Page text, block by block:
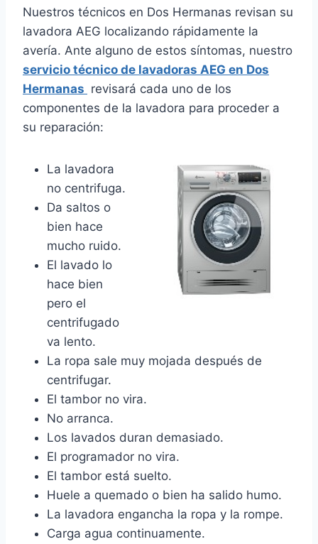
Nuestros técnicos en Dos Hermanas revisan su
lavadora AEG localizando rápidamente la
avería. Ante alguno de estos síntomas, nuestro
servicio técnico de lavadoras AEG en Dos
Hermanas revisará cada uno de los
componentes de la lavadora para proceder a
su reparación:
La lavadora
no centrifuga.
Da saltos o
bien hace
mucho ruido.
El lavado lo
hace bien
pero el
centrifugado
va lento.
La ropa sale muy mojada después de
centrifugar.
El tambor no vira.
No arranca.
Los lavados duran demasiado.
El programador no vira.
El tambor está suelto.
Huele a quemado o bien ha salido humo.
La lavadora engancha la ropa y la rompe.
Carga agua continuamente.